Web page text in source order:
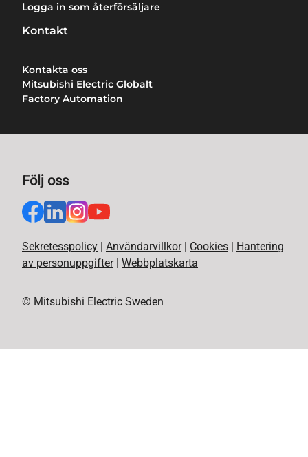
Logga in som återförsäljare
Kontakt
Kontakta oss
Mitsubishi Electric Globalt
Factory Automation
Följ oss
Sekretesspolicy | Användarvillkor | Cookies | Hantering
av personuppgifter | Webbplatskarta
© Mitsubishi Electric Sweden